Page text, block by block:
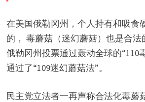
在美国俄勒冈州，个人持有和吸食
的， 毒蘑菇（迷幻蘑菇）也是合法
俄勒冈州投票通过轰动全球的“110
通过了“109迷幻蘑菇法”。
民主党立法者一再声称合法化毒蘑